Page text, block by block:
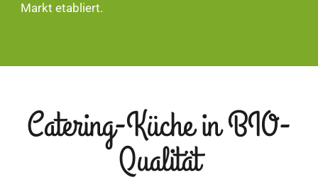
Markt etabliert.
Catering-Küche in BIO-
Qualität